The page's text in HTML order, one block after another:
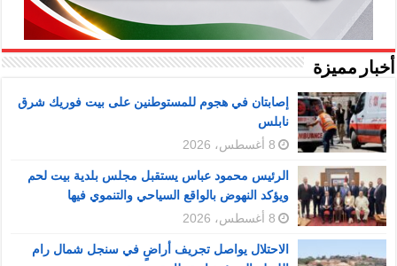
أخبار مميزة
إصابتان في هجوم للمستوطنين على بيت فوريك شرق
نابلس
8 أغسطس، 2026
الرئيس محمود عباس يستقبل مجلس بلدية بيت لحم
ويؤكد النهوض بالواقع السياحي والتنموي فيها
8 أغسطس، 2026
الاحتلال يواصل تجريف أراضٍ في سنجل شمال رام